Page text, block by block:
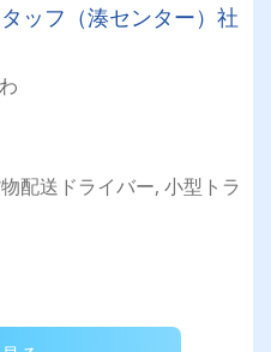
ッフ（湊センター）社
配送ドライバー, 小型トラ